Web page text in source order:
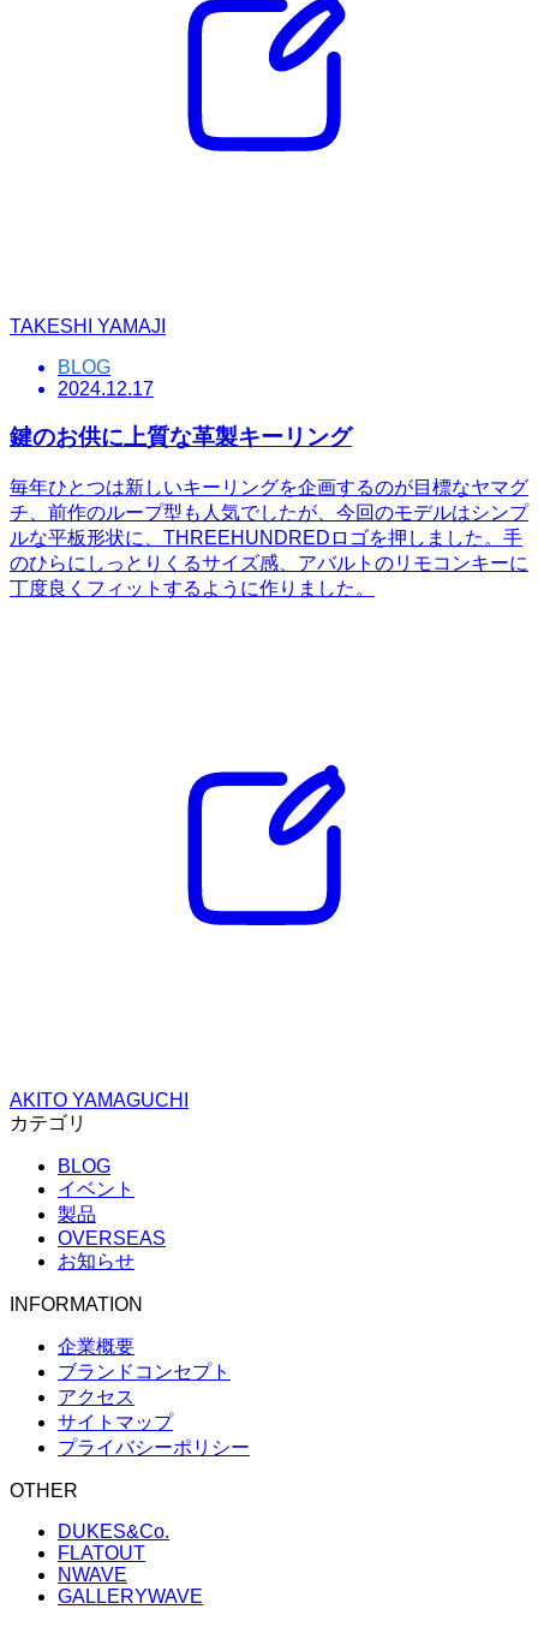
TAKESHI YAMAJI
BLOG
2024.12.17
鍵のお供に上質な革製キーリング
毎年ひとつは新しいキーリングを企画するのが目標なヤマグ
チ、前作のループ型も人気でしたが、今回のモデルはシンプ
ルな平板形状に、THREEHUNDREDロゴを押しました。手
のひらにしっとりくるサイズ感、アバルトのリモコンキーに
丁度良くフィットするように作りました。
AKITO YAMAGUCHI
カテゴリ
BLOG
イベント
製品
OVERSEAS
お知らせ
INFORMATION
企業概要
ブランドコンセプト
アクセス
サイトマップ
プライバシーポリシー
OTHER
DUKES&Co.
FLATOUT
NWAVE
GALLERYWAVE